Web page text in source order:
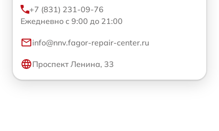
+7 (831) 231-09-76
Ежедневно с 9:00 до 21:00
info@nnv.fagor-repair-center.ru
Проспект Ленина, 33